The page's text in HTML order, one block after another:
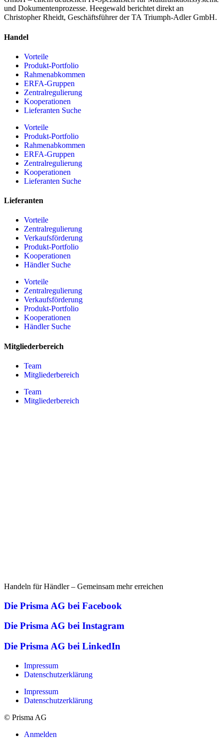
und Dokumentenprozesse. Heegewald berichtet direkt an
Christopher Rheidt, Geschäftsführer der TA Triumph-Adler GmbH.
Handel
Vorteile
Produkt-Portfolio
Rahmenabkommen
ERFA-Gruppen
Zentralregulierung
Kooperationen
Lieferanten Suche
Vorteile
Produkt-Portfolio
Rahmenabkommen
ERFA-Gruppen
Zentralregulierung
Kooperationen
Lieferanten Suche
Lieferanten
Vorteile
Zentralregulierung
Verkaufsförderung
Produkt-Portfolio
Kooperationen
Händler Suche
Vorteile
Zentralregulierung
Verkaufsförderung
Produkt-Portfolio
Kooperationen
Händler Suche
Mitgliederbereich
Team
Mitgliederbereich
Team
Mitgliederbereich
Handeln für Händler – Gemeinsam mehr erreichen
Die Prisma AG bei Facebook
Die Prisma AG bei Instagram
Die Prisma AG bei LinkedIn
Impressum
Datenschutzerklärung
Impressum
Datenschutzerklärung
© Prisma AG
Anmelden